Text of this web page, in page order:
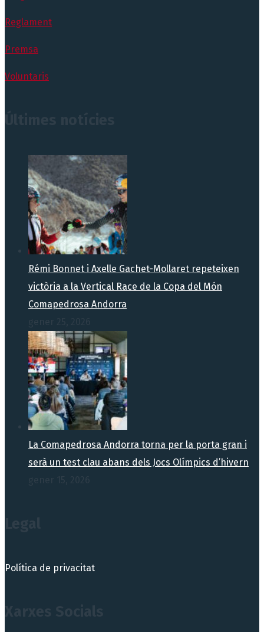
Reglament
Premsa
Voluntaris
Rémi Bonnet i Axelle Gachet-Mollaret repeteixen
victòria a la Vertical Race de la Copa del Món
Comapedrosa Andorra
La Comapedrosa Andorra torna per la porta gran i
serà un test clau abans dels Jocs Olímpics d’hivern
Política de privacitat